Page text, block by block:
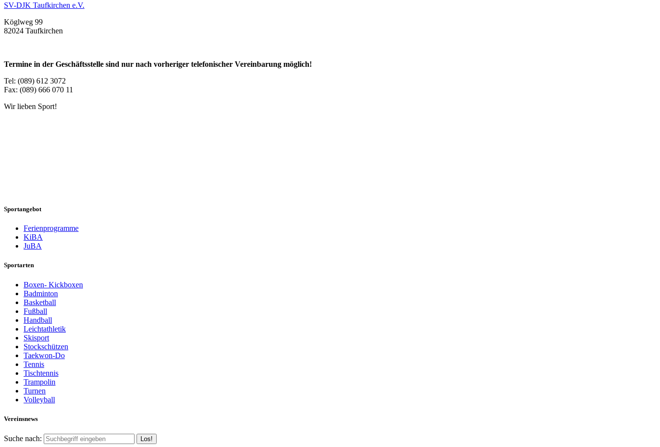
SV-DJK Taufkirchen e.V.
Köglweg 99
82024 Taufkirchen
Termine in der Geschäftsstelle sind nur nach vorheriger telefonischer Vereinbarung möglich!
Tel: (089) 612 3072
Fax: (089) 666 070 11
Wir lieben Sport!
Sportangebot
Ferienprogramme
KiBA
JuBA
Sportarten
Boxen- Kickboxen
Badminton
Basketball
Fußball
Handball
Leichtathletik
Skisport
Stockschützen
Taekwon-Do
Tennis
Tischtennis
Trampolin
Turnen
Volleyball
Vereinsnews
Suche nach: